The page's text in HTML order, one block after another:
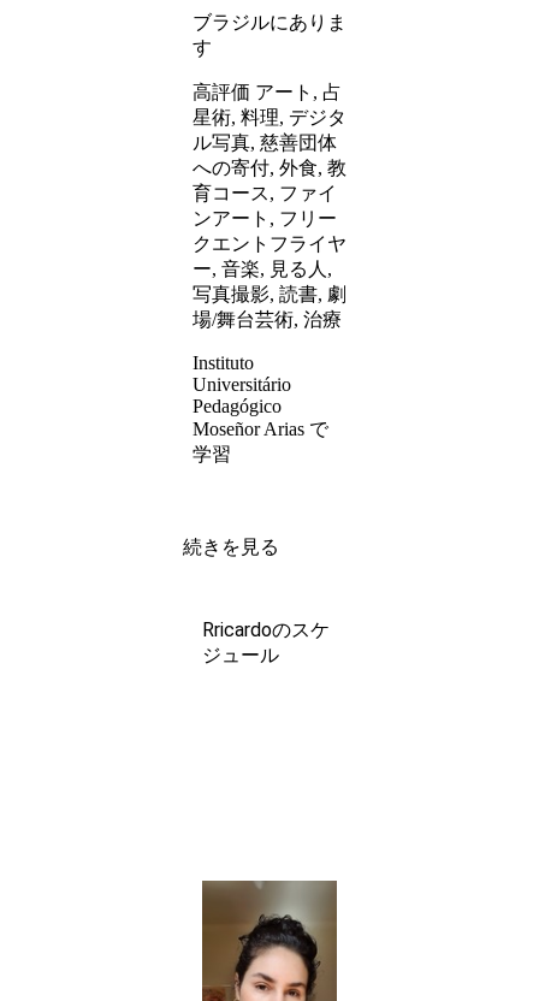
ブラジルにありま
す
高評価 アート, 占
星術, 料理, デジタ
ル写真, 慈善団体
への寄付, 外食, 教
育コース, ファイ
ンアート, フリー
クエントフライヤ
ー, 音楽, 見る人,
写真撮影, 読書, 劇
場/舞台芸術, 治療
Instituto
Universitário
Pedagógico
Moseñor Arias で
学習
続きを見る
Rricardoのスケ
ジュール